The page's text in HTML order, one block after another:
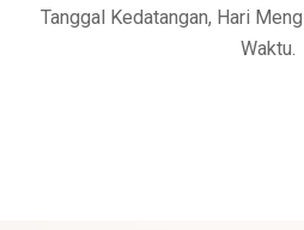
Tanggal Kedatangan, Hari
Waktu.